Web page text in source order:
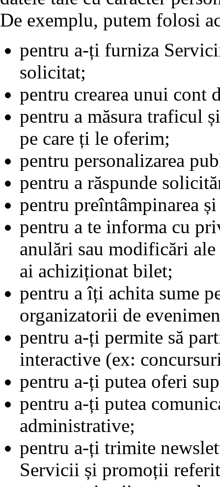
De exemplu, putem folosi
pentru a-ți furniza
solicitat;
pentru crearea unui cont
pentru a măsura traficul
pe care ți le oferim;
pentru personalizarea
pentru a răspunde
pentru preîntâmpinarea
pentru a te informa cu
anulări sau modificări
ai achiziționat bilet;
pentru a îți achita sume
organizatorii de
pentru a-ți permite să
interactive (ex:
pentru a-ți putea oferi
pentru a-ți putea
administrative;
pentru a-ți trimite
Servicii și promoții